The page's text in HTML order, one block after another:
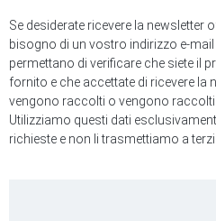
Se desiderate ricevere la newsletter
bisogno di un vostro indirizzo e-
permettano di verificare che siete il
fornito e che accettate di ricevere la
vengono raccolti o vengono
Utilizziamo questi dati
richieste e non li trasmettiamo a terzi.